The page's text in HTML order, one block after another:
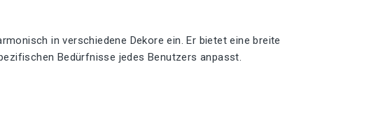
in verschiedene Dekore ein. Er bietet eine breite
Bedürfnisse jedes Benutzers anpasst.